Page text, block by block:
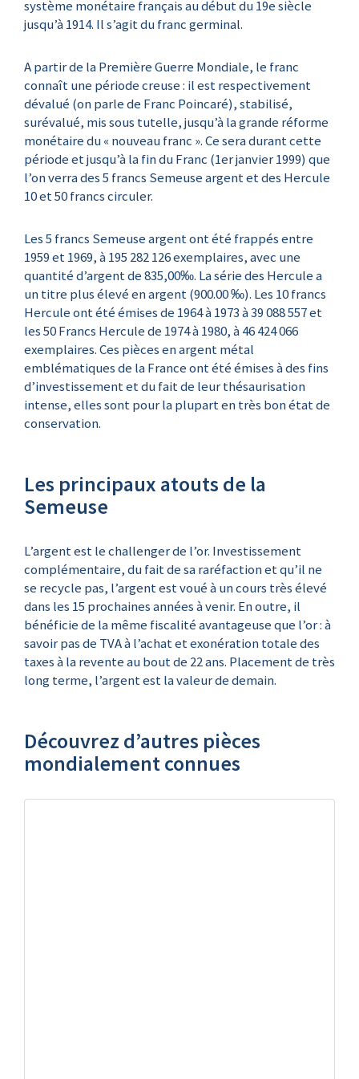
système monétaire français au début du 19e siècle
jusqu’à 1914. Il s’agit du franc germinal.
A partir de la Première Guerre Mondiale, le franc
connaît une période creuse : il est respectivement
dévalué (on parle de Franc Poincaré), stabilisé,
surévalué, mis sous tutelle, jusqu’à la grande réforme
monétaire du « nouveau franc ». Ce sera durant cette
période et jusqu’à la fin du Franc (1er janvier 1999) que
l’on verra des 5 francs Semeuse argent et des Hercule
10 et 50 francs circuler.
Les 5 francs Semeuse argent ont été frappés entre
1959 et 1969, à 195 282 126 exemplaires, avec une
quantité d’argent de 835,00‰. La série des Hercule a
un titre plus élevé en argent (900.00 ‰). Les 10 francs
Hercule ont été émises de 1964 à 1973 à 39 088 557 et
les 50 Francs Hercule de 1974 à 1980, à 46 424 066
exemplaires. Ces pièces en argent métal
emblématiques de la France ont été émises à des fins
d’investissement et du fait de leur thésaurisation
intense, elles sont pour la plupart en très bon état de
conservation.
Les principaux atouts de la
Semeuse
L’argent est le challenger de l’or. Investissement
complémentaire, du fait de sa raréfaction et qu’il ne
se recycle pas, l’argent est voué à un cours très élevé
dans les 15 prochaines années à venir. En outre, il
bénéficie de la même fiscalité avantageuse que l’or : à
savoir pas de TVA à l’achat et exonération totale des
taxes à la revente au bout de 22 ans. Placement de très
long terme, l’argent est la valeur de demain.
Découvrez d’autres pièces
mondialement connues